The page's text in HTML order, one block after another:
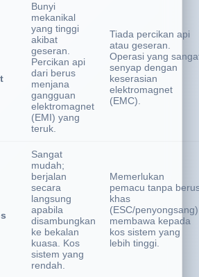
Bunyi
mekanikal
yang tinggi
akibat
geseran.
Percikan api
dari berus
menjana
gangguan
elektromagnet
(EMI) yang
Tiada percikan api
atau geseran.
Operasi yang
senyap dengan
keserasian
elektromagnet
Sangat
mudah;
berjalan
secara
langsung
apabila
disambungkan
ke bekalan
kuasa. Kos
sistem yang
Memerlukan
pemacu tanpa
khas
(ESC/
membawa kepada
kos sistem yang